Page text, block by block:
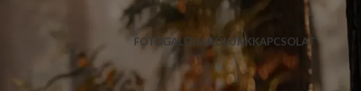
FOTÓGALÉRIARÓLUNKKAPCSOLAT